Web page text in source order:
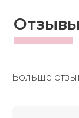
Отзывы
Больше